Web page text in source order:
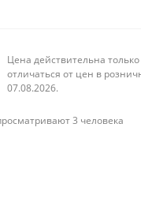
Цена действительна
отличаться от цен в
07.08.2026.
3 человека